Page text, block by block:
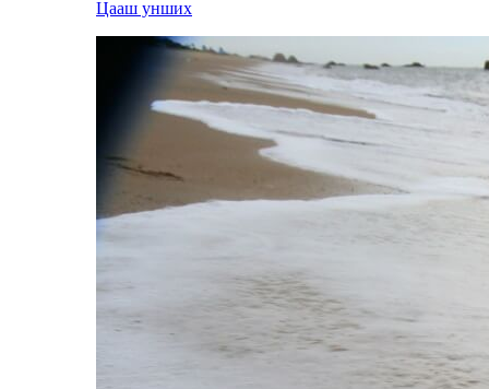
Цааш унших